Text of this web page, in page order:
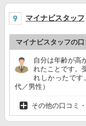
マイナビスタッフ
マイナビスタッフの口
自分は年齢が高
れたことです。
れしかったです
代／男性）
その他の口コミ